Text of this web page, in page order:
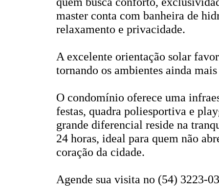
master conta com banheira de
relaxamento e privacidade.
A excelente orientação solar
tornando os ambientes ainda
O condomínio oferece uma
festas, quadra poliesportiva e
grande diferencial reside na
24 horas, ideal para quem não
coração da cidade.
Agende sua visita no (54) 3223-